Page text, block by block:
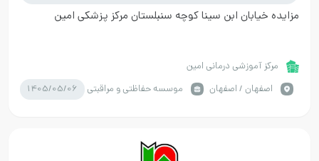
مزایده خیابان ابن سینا کوچه سنبلستان مرکز پزشکی امین
مرکز آموزشی درمانی امین
اصفهان / اصفهان
موسسه حفاظتی و مراقبتی 1405/05/06